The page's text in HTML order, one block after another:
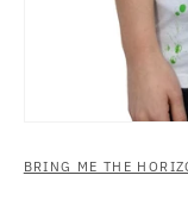
in
BRING ME THE